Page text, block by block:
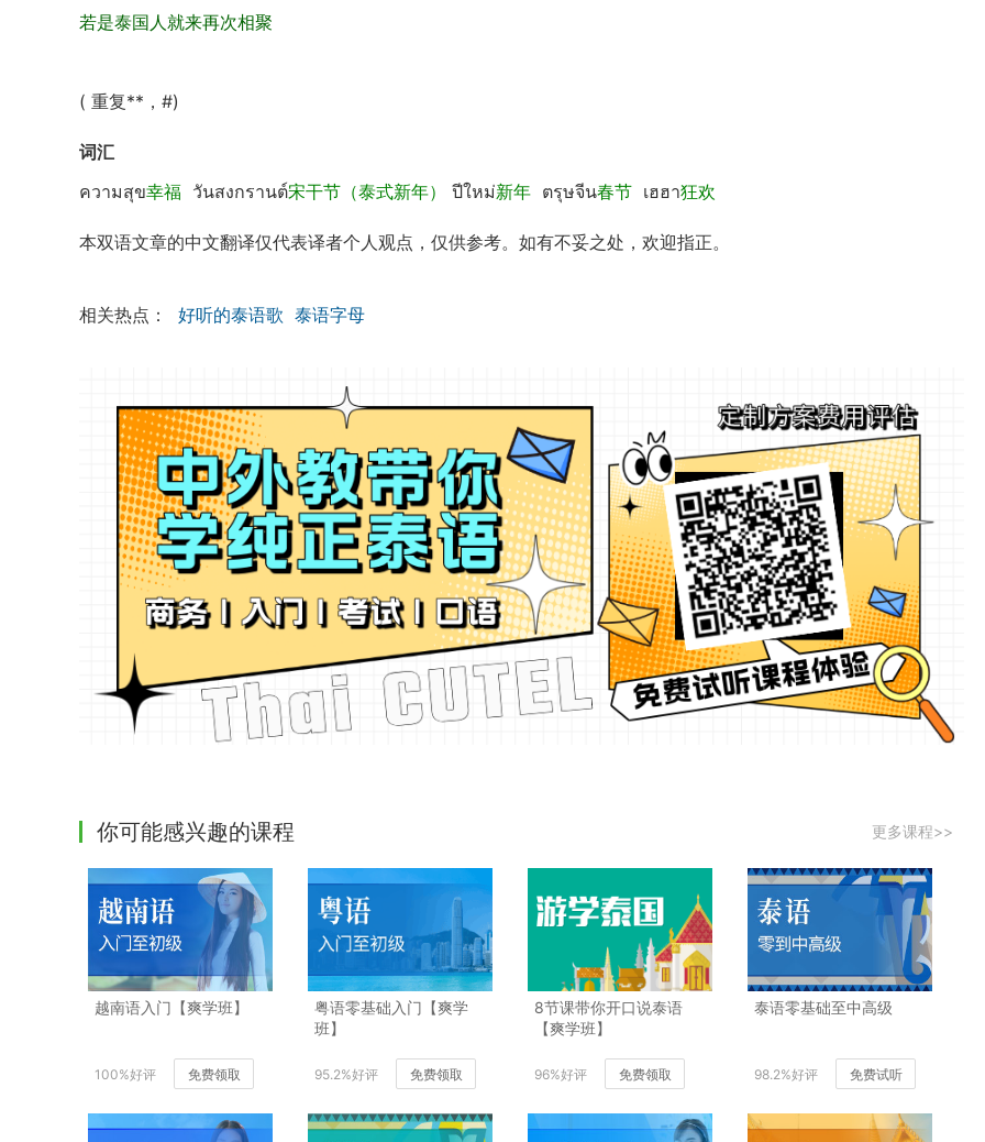
若是泰国人就来再次相聚
( 重复**，#)
词汇
ความสุข幸福 วันสงกรานต์宋干节（泰式新年） ปีใหม่新年 ตรุษจีน春节 เฮฮา狂欢
本双语文章的中文翻译仅代表译者个人观点，仅供参考。如有不妥之处，欢迎指正。
相关热点： 好听的泰语歌 泰语字母
你可能感兴趣的课程 更多课程>>
越南语入门【爽学班】
100%好评 免费领取
粤语零基础入门【爽学
班】
95.2%好评 免费领取
8节课带你开口说泰语
【爽学班】
96%好评 免费领取
泰语零基础至中高级
98.2%好评 免费试听